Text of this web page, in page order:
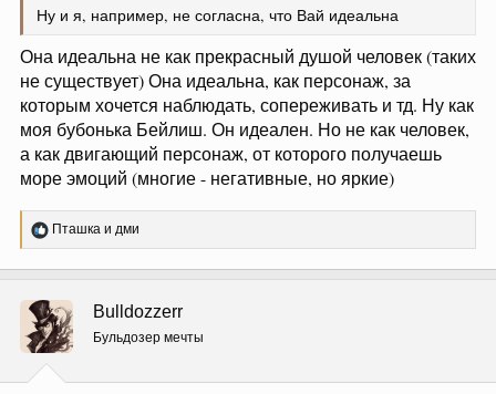
Ну и я, например, не согласна, что Вай идеальна
Она идеальна не как прекрасный душой человек (таких
не существует) Она идеальна, как персонаж, за
которым хочется наблюдать, сопереживать и тд. Ну как
моя бубонька Бейлиш. Он идеален. Но не как человек,
а как двигающий персонаж, от которого получаешь
море эмоций (многие - негативные, но яркие)
Р
ц
и
и
:
Пташка и дми
Bulldozzerr
Бульдозер мечты